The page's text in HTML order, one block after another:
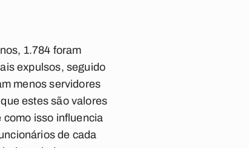
1.784 foram
expulsos, seguido
menos servidores
estes são valores
como isso influencia
de cada